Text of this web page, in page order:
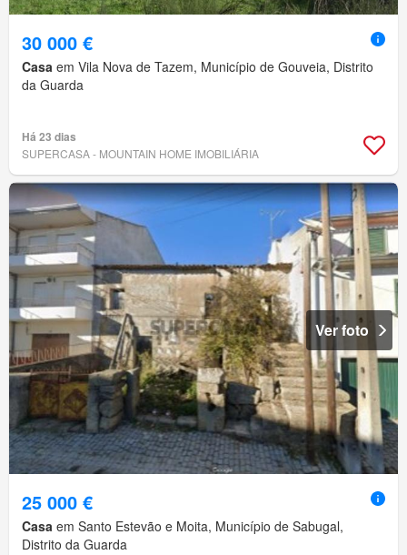
30 000 €
Casa em Vila Nova de Tazem, Município de Gouveia, Distrito
da Guarda
Há 23 dias
SUPERCASA - MOUNTAIN HOME IMOBILIÁRIA
Ver foto
25 000 €
Casa em Santo Estevão e Moita, Município de Sabugal,
Distrito da Guarda